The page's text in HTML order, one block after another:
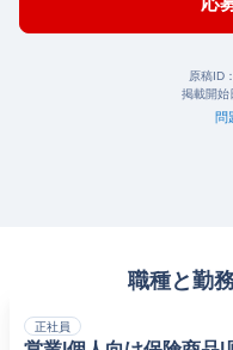
原稿ID：
掲載開始
問
職種と勤
正社員